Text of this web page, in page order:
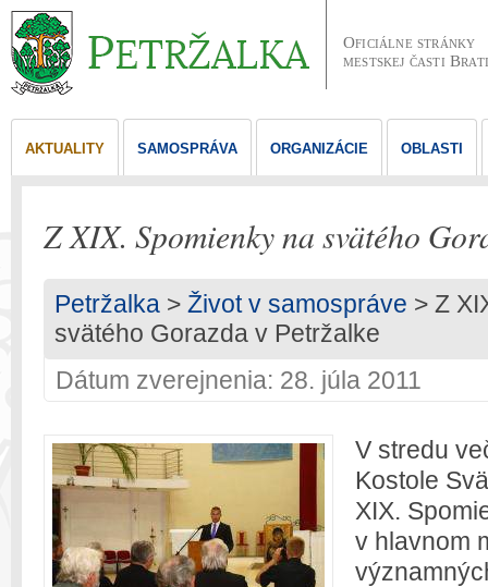
Oficiálne stránky
mestskej časti
AKTUALITY SAMOSPRÁVA ORGANIZÁCIE OBLASTI
Z XIX. Spomienky na svätého
Petržalka > Život v samospráve > Z
svätého Gorazda v Petržalke
Dátum zverejnenia: 28. júla 2011
V stredu
Kostole
XIX.
v hlavnom